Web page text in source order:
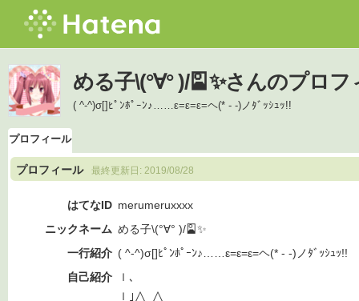
める子\(°∀° )/🎴✨さんのプロフ
( ^-^)σ[]ﾋﾟﾝﾎﾟｰﾝ♪……ε=ε=ε=ヘ(* - -)ノﾀﾞｯｼｭｯ!!
プロフィール
プロフィール 最終更新日: 2019/08/28
はてなID merumeruxxxx
ニックネーム める子\(°∀° )/🎴✨
一行紹介 ( ^-^)σ[]ﾋﾟﾝﾎﾟｰﾝ♪……ε=ε=ε=ヘ(* - -)ノﾀﾞｯｼｭｯ!!
自己紹介
ｌ､
ｌ｣∧_∧